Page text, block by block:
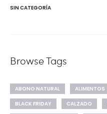
SIN CATEGORÍA
Browse Tags
ABONO NATURAL ALIMENTOS
BLACK FRIDAY
CALZADO